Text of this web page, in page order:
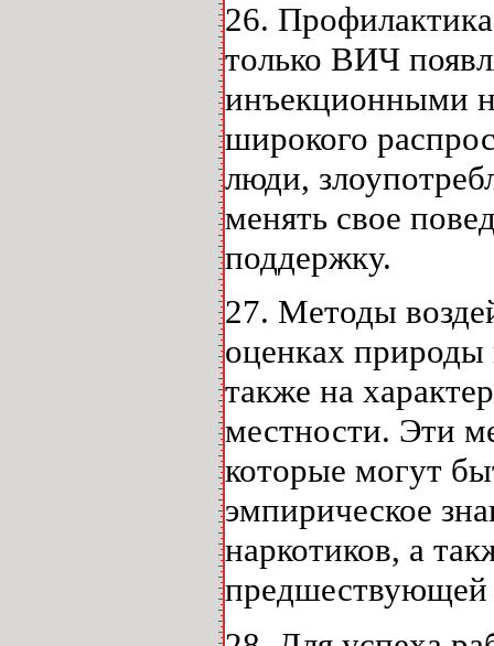
26.
только ВИЧ
инъекционными
широкого
люди,
менять свое
поддержку.
27. Методы
оценках природы
также на
местности. Эти
которые могут
эмпирическое
наркотиков, а
предшествующей